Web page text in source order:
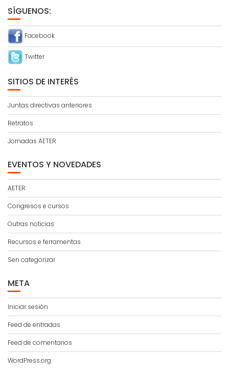
SÍGUENOS:
Facebook
Twitter
SITIOS DE INTERÉS
Juntas directivas anteriores
Retratos
Jornadas AETER
EVENTOS Y NOVEDADES
AETER
Congresos e cursos
Outras noticias
Recursos e ferramentas
Sen categorizar
META
Iniciar sesión
Feed de entradas
Feed de comentarios
WordPress.org